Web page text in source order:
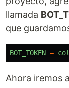
llamada
que
BOT_TOKEN =
Ahora iremos a